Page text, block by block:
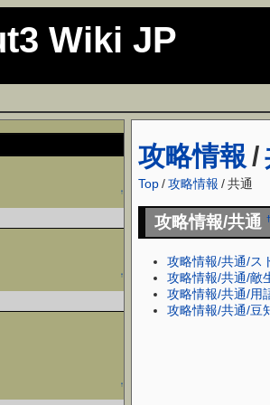
Wiki JP
攻略情報 /
Top/攻略情報 /共通
攻略情報/共通
攻略情報/共通/ス
攻略情報/共通/敵
攻略情報/共通/用
攻略情報/共通/豆
↑
↑
↑